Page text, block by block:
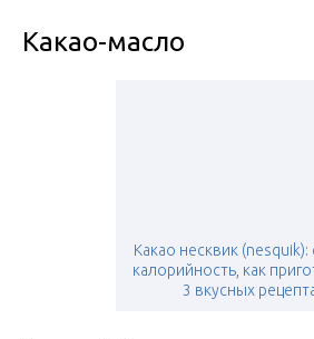
Какао-масло
Какао несквик (nesquik):
калорийность, как
3 вкусных